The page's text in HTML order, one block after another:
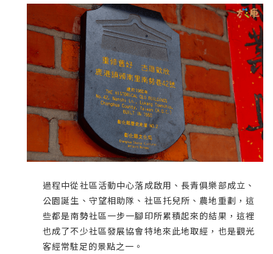
過程中從社區活動中心落成啟用、長青俱樂部成立、
公園誕生、守望相助隊、社區托兒所、農地重劃，這
些都是南勢社區一步一腳印所累積起來的結果，這裡
也成了不少社區發展協會特地來此地取經，也是觀光
客經常駐足的景點之一。